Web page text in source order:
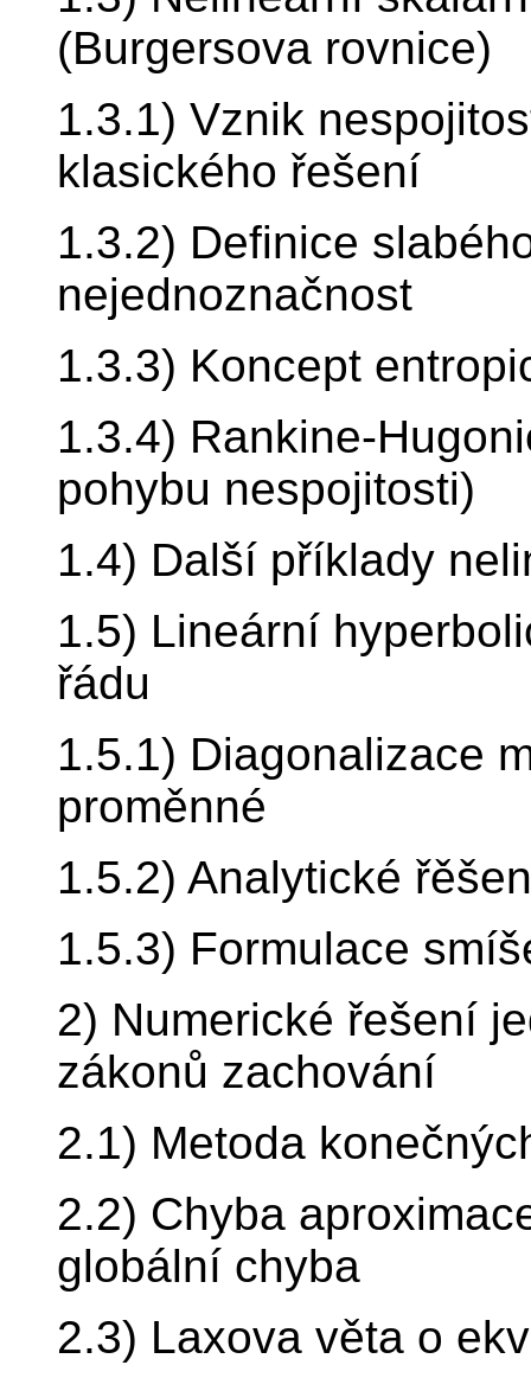
(Burgersova rovnice)
1.3.1) Vznik
klasického řešení
1.3.2) Definice
nejednoznačnost
1.3.3) Koncept
1.3.4) Rankine-
pohybu nespojitosti)
1.4) Další příklady
1.5) Lineární
řádu
1.5.1) Diagonalizace
proměnné
1.5.2) Analytické
1.5.3) Formulace
2) Numerické řešení
zákonů zachování
2.1) Metoda
2.2) Chyba
globální chyba
2.3) Laxova věta o